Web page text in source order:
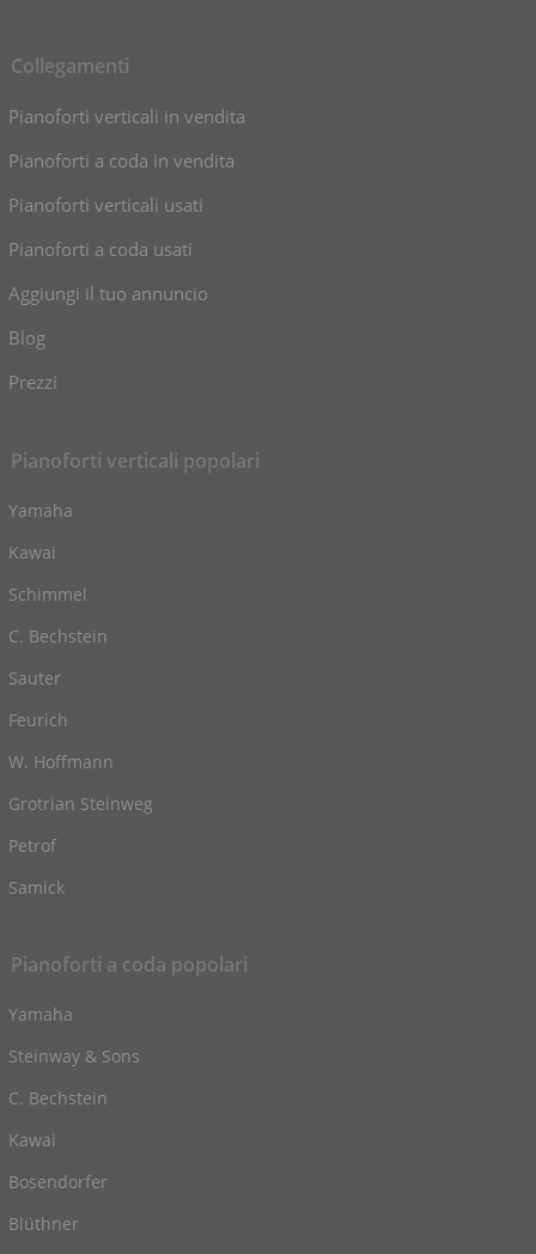
Collegamenti
Pianoforti verticali in vendita
Pianoforti a coda in vendita
Pianoforti verticali usati
Pianoforti a coda usati
Aggiungi il tuo annuncio
Blog
Prezzi
Pianoforti verticali popolari
Yamaha
Kawai
Schimmel
C. Bechstein
Sauter
Feurich
W. Hoffmann
Grotrian Steinweg
Petrof
Samick
Pianoforti a coda popolari
Yamaha
Steinway & Sons
C. Bechstein
Kawai
Bosendorfer
Blüthner